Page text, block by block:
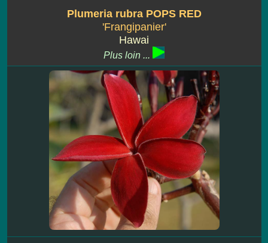
Plumeria rubra POPS RED
'Frangipanier'
Hawai
Plus loin ...